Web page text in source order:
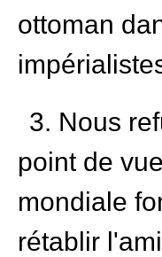
ottoman
3. Nous
point de
mondiale
rétablir